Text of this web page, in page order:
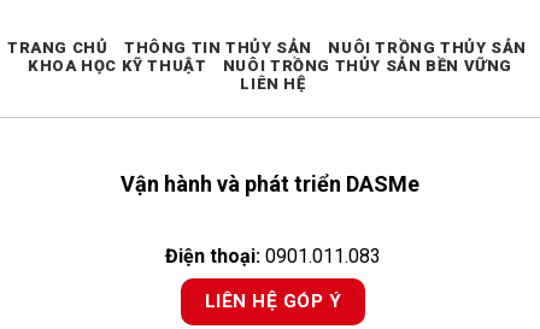
Vận hành và phát triển DASMe
Điện thoại: 0901.011.083
LIÊN HỆ GÓP Ý
TRANG CHỦ THÔNG TIN THỦY SẢN
NUÔI TRỒNG THỦY SẢN
KHOA HỌC KỸ THUẬT
NUÔI TRỒNG THỦY SẢN BỀN VỮNG
LIÊN HỆ